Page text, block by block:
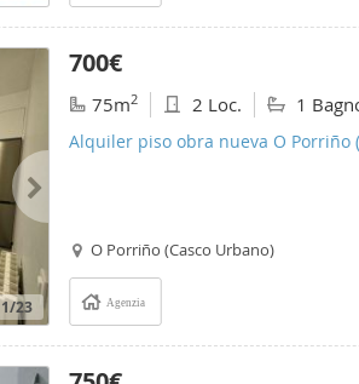
1/23
700€
75m2 2 Loc. 1
Alquiler piso obra nueva O Porriño
O Porriño (Casco Urbano)
Agenzia